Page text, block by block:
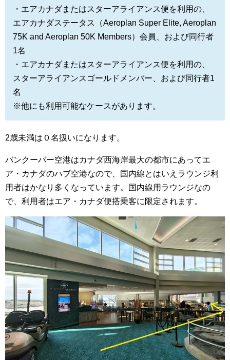
・エアカナダまたはスターアライアンス便を利用の、
エアカナダステータス（Aeroplan Super Elite, Aeroplan
75K and Aeroplan 50K Members）会員、および同行者
1名
・エアカナダまたはスターアライアンス便を利用の、
スターアライアンスゴールドメンバー、および同行者1
名
※他にも利用可能なケースがあります。
2歳未満は０名扱いになります。
バンクーバー空港はカナダ西海岸最大の都市にあってエ
ア・カナダのハブ空港なので、国内線とはいえラウンジ利
用者はかなり多くなっています。国内線用ラウンジなの
で、利用者はエア・カナダ便搭乗客に限定されます。